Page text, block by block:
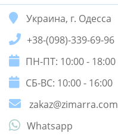
Украина, г. Одесса
+38-(098)-339-69-96
ПН-ПТ: 10:00 - 18:00
СБ-ВС: 10:00 - 16:00
zakaz@zimarra.com
Whatsapp